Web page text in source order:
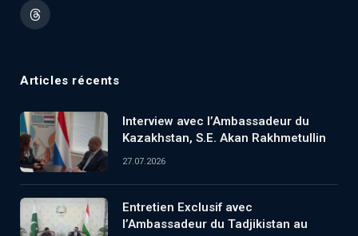
Threads
Articles récents
Interview avec l’Ambassadeur du
Kazakhstan, S.E. Akan Rakhmetullin
27.07.2026
Entretien Exclusif avec
l’Ambassadeur du Tadjikistan au